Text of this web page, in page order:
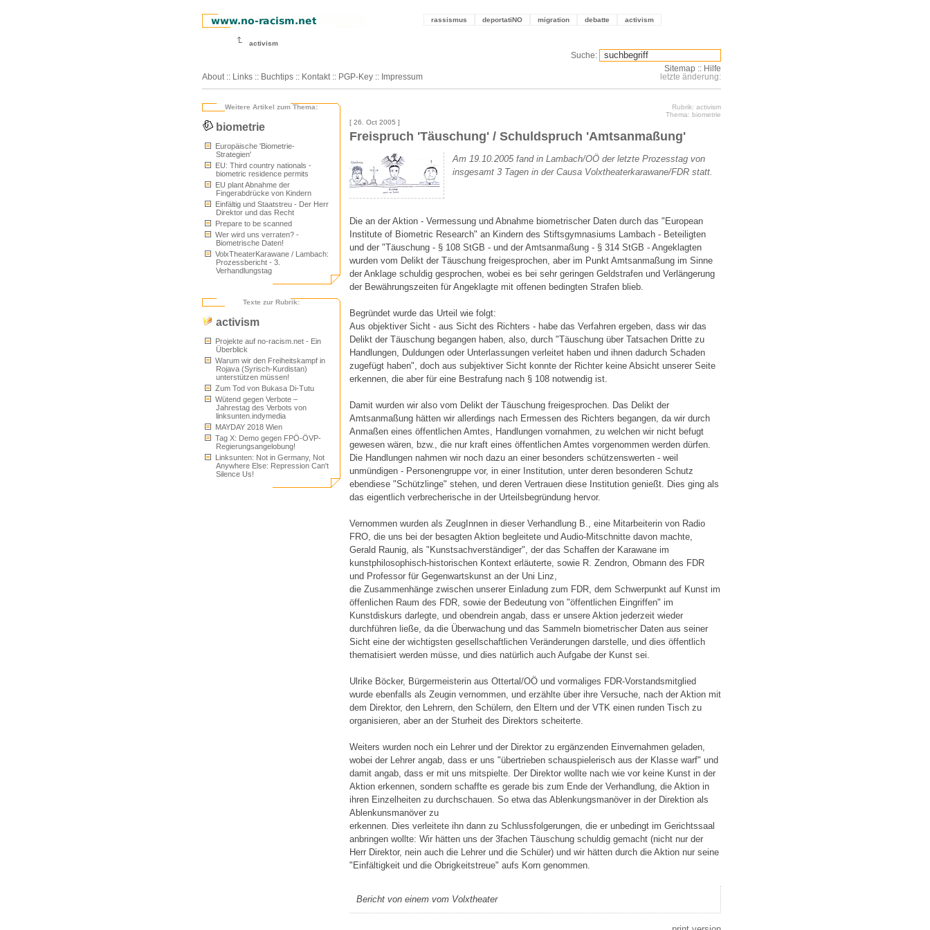
rassismus deportatiNO migration debatte activism
activism
About :: Links :: Buchtips :: Kontakt :: PGP-Key :: Impressum
Suche:
Sitemap :: Hilfe
letzte änderung:
Weitere Artikel zum Thema:
biometrie
Europäische 'Biometrie-
Strategien'
EU: Third country nationals -
biometric residence permits
EU plant Abnahme der
Fingerabdrücke von Kindern
Einfältig und Staatstreu - Der Herr
Direktor und das Recht
Prepare to be scanned
Wer wird uns verraten? -
Biometrische Daten!
VolxTheaterKarawane / Lambach:
Prozessbericht - 3.
Verhandlungstag
Texte zur Rubrik:
activism
Projekte auf no-racism.net - Ein
Überblick
Warum wir den Freiheitskampf in
Rojava (Syrisch-Kurdistan)
unterstützen müssen!
Zum Tod von Bukasa Di-Tutu
Wütend gegen Verbote –
Jahrestag des Verbots von
linksunten.indymedia
MAYDAY 2018 Wien
Tag X: Demo gegen FPÖ-ÖVP-
Regierungsangelobung!
Linksunten: Not in Germany, Not
Anywhere Else: Repression Can't
Silence Us!
Rubrik: activism
Thema: biometrie
[ 26. Oct 2005 ]
Freispruch 'Täuschung' / Schuldspruch 'Amtsanmaßung'
Am 19.10.2005 fand in Lambach/OÖ der letzte Prozesstag von
insgesamt 3 Tagen in der Causa Volxtheaterkarawane/FDR statt.
Die an der Aktion - Vermessung und Abnahme biometrischer Daten durch das "European
Institute of Biometric Research" an Kindern des Stiftsgymnasiums Lambach - Beteiligten
und der "Täuschung - § 108 StGB - und der Amtsanmaßung - § 314 StGB - Angeklagten
wurden vom Delikt der Täuschung freigesprochen, aber im Punkt Amtsanmaßung im Sinne
der Anklage schuldig gesprochen, wobei es bei sehr geringen Geldstrafen und Verlängerung
der Bewährungszeiten für Angeklagte mit offenen bedingten Strafen blieb.
Begründet wurde das Urteil wie folgt:
Aus objektiver Sicht - aus Sicht des Richters - habe das Verfahren ergeben, dass wir das
Delikt der Täuschung begangen haben, also, durch "Täuschung über Tatsachen Dritte zu
Handlungen, Duldungen oder Unterlassungen verleitet haben und ihnen dadurch Schaden
zugefügt haben", doch aus subjektiver Sicht konnte der Richter keine Absicht unserer Seite
erkennen, die aber für eine Bestrafung nach § 108 notwendig ist.
Damit wurden wir also vom Delikt der Täuschung freigesprochen. Das Delikt der
Amtsanmaßung hätten wir allerdings nach Ermessen des Richters begangen, da wir durch
Anmaßen eines öffentlichen Amtes, Handlungen vornahmen, zu welchen wir nicht befugt
gewesen wären, bzw., die nur kraft eines öffentlichen Amtes vorgenommen werden dürfen.
Die Handlungen nahmen wir noch dazu an einer besonders schützenswerten - weil
unmündigen - Personengruppe vor, in einer Institution, unter deren besonderen Schutz
ebendiese "Schützlinge" stehen, und deren Vertrauen diese Institution genießt. Dies ging als
das eigentlich verbrecherische in der Urteilsbegründung hervor.
Vernommen wurden als ZeugInnen in dieser Verhandlung B., eine Mitarbeiterin von Radio
FRO, die uns bei der besagten Aktion begleitete und Audio-Mitschnitte davon machte,
Gerald Raunig, als "Kunstsachverständiger", der das Schaffen der Karawane im
kunstphilosophisch-historischen Kontext erläuterte, sowie R. Zendron, Obmann des FDR
und Professor für Gegenwartskunst an der Uni Linz,
die Zusammenhänge zwischen unserer Einladung zum FDR, dem Schwerpunkt auf Kunst im
öffenlichen Raum des FDR, sowie der Bedeutung von "öffentlichen Eingriffen" im
Kunstdiskurs darlegte, und obendrein angab, dass er unsere Aktion jederzeit wieder
durchführen ließe, da die Überwachung und das Sammeln biometrischer Daten aus seiner
Sicht eine der wichtigsten gesellschaftlichen Veränderungen darstelle, und dies öffentlich
thematisiert werden müsse, und dies natürlich auch Aufgabe der Kunst sei.
Ulrike Böcker, Bürgermeisterin aus Ottertal/OÖ und vormaliges FDR-Vorstandsmitglied
wurde ebenfalls als Zeugin vernommen, und erzählte über ihre Versuche, nach der Aktion mit
dem Direktor, den Lehrern, den Schülern, den Eltern und der VTK einen runden Tisch zu
organisieren, aber an der Sturheit des Direktors scheiterte.
Weiters wurden noch ein Lehrer und der Direktor zu ergänzenden Einvernahmen geladen,
wobei der Lehrer angab, dass er uns "übertrieben schauspielerisch aus der Klasse warf" und
damit angab, dass er mit uns mitspielte. Der Direktor wollte nach wie vor keine Kunst in der
Aktion erkennen, sondern schaffte es gerade bis zum Ende der Verhandlung, die Aktion in
ihren Einzelheiten zu durchschauen. So etwa das Ablenkungsmanöver in der Direktion als
Ablenkunsmanöver zu
erkennen. Dies verleitete ihn dann zu Schlussfolgerungen, die er unbedingt im Gerichtssaal
anbringen wollte: Wir hätten uns der 3fachen Täuschung schuldig gemacht (nicht nur der
Herr Direktor, nein auch die Lehrer und die Schüler) und wir hätten durch die Aktion nur seine
"Einfältigkeit und die Obrigkeitstreue" aufs Korn genommen.
Bericht von einem vom Volxtheater